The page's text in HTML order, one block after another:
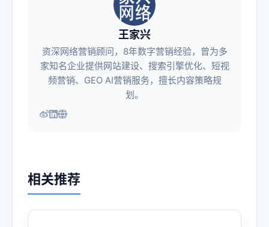
王家兴
资深网络营销顾问，8年数字营销经验，曾为多
家知名企业提供网站建设、搜索引擎优化、短视
频营销、GEO AI营销服务，擅长内容策略规
划。
相关推荐